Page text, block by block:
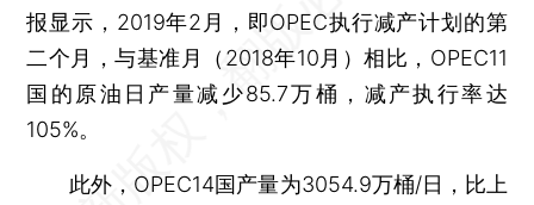
报显示，2019年2月，即OPEC执行减产计划的第
二个月，与基准月（2018年10月）相比，OPEC11
国的原油日产量减少85.7万桶，减产执行率达
105%。
此外，OPEC14国产量为3054.9万桶/日，比上